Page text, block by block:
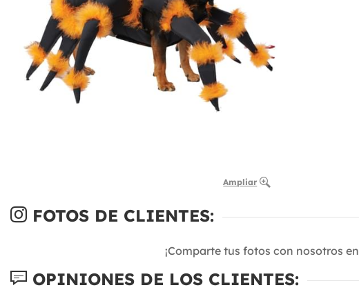
Ampliar
FOTOS DE CLIENTES:
¡Comparte tus fotos con nosotros en
OPINIONES DE LOS CLIENTES: